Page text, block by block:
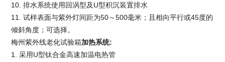
10. 排水系统使用回涡型及U型积沉装置排水
11. 试样表面与紫外灯间距为50～500毫米；且相向平行或45度的
倾斜角度；可选择。
梅州紫外线老化试验箱加热系统:
1. 采用U型钛合金高速加温电热管